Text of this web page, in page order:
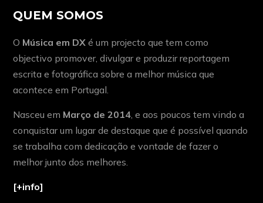
QUEM SOMOS
O Música em DX é um projecto que tem como
objectivo promover, divulgar e produzir reportagem
escrita e fotográfica sobre a melhor música que
acontece em Portugal.
Nasceu em Março de 2014 , e aos poucos tem vindo a
conquistar um lugar de destaque que é possível quando
se trabalha com dedicação e vontade de fazer o
melhor junto dos melhores.
[+info]